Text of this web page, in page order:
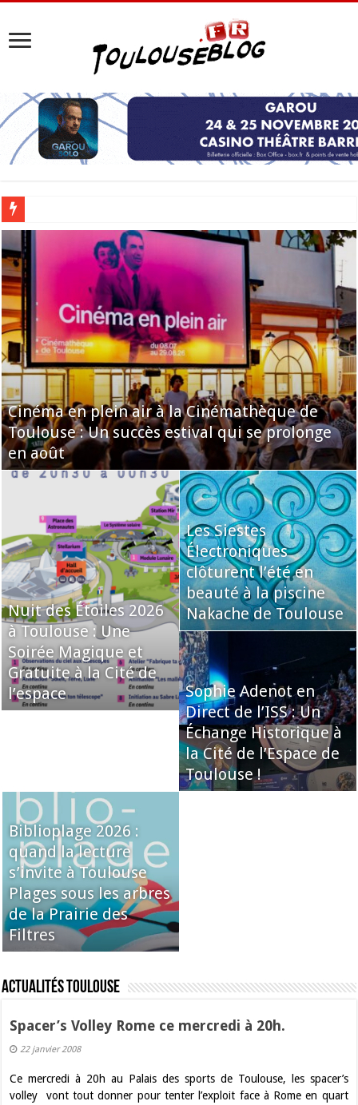
Les Nocturnes de la Cité de l’espace 2026 : l’événement incontournable de
Cinéma en plein air à la Cinémathèque de
Toulouse : Un succès estival qui se prolonge
en août
Nuit des Étoiles 2026
à Toulouse : Une
Soirée Magique et
Gratuite à la Cité de
l’espace
Les Siestes
Électroniques
clôturent l’été en
beauté à la piscine
Nakache de Toulouse
Sophie Adenot en
Direct de l’ISS : Un
Échange Historique à
la Cité de l’Espace de
Toulouse !
Biblioplage 2026 :
quand la lecture
s’invite à Toulouse
Plages sous les arbres
de la Prairie des
Filtres
Actualités Toulouse
Spacer’s Volley Rome ce mercredi à 20h.
22 janvier 2008
Ce mercredi à 20h au Palais des sports de Toulouse, les spacer’s
volley vont tout donner pour tenter l’exploit face à Rome en quart